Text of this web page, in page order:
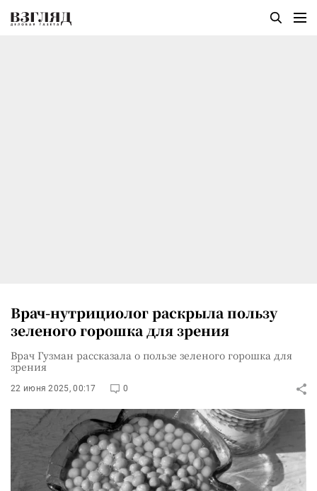
Врач-нутрициолог раскрыла пользу
зеленого горошка для зрения
Врач Гузман рассказала о пользе зеленого горошка для
зрения
22 июня 2025, 00:17 0